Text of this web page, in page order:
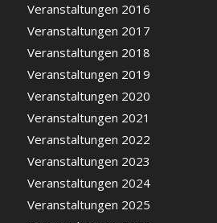
Veranstaltungen 2016
Veranstaltungen 2017
Veranstaltungen 2018
Veranstaltungen 2019
Veranstaltungen 2020
Veranstaltungen 2021
Veranstaltungen 2022
Veranstaltungen 2023
Veranstaltungen 2024
Veranstaltungen 2025